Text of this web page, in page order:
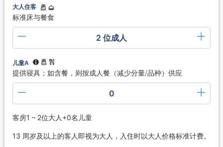
大人住客
标准床与餐食
2 位成人
儿童A
提供寝具；如含餐，则按成人餐（减少分量/品种）供应
0
客房1 – 2位大人+0名儿童
13 周岁及以上的客人即视为大人，入住时以大人价格标准计费。